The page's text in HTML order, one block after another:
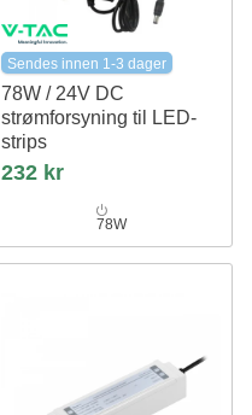
Sendes innen 1-3 dager
78W / 24V DC
strømforsyning til LED-
strips
3.25A, IP44 våtrom
232 kr
78W